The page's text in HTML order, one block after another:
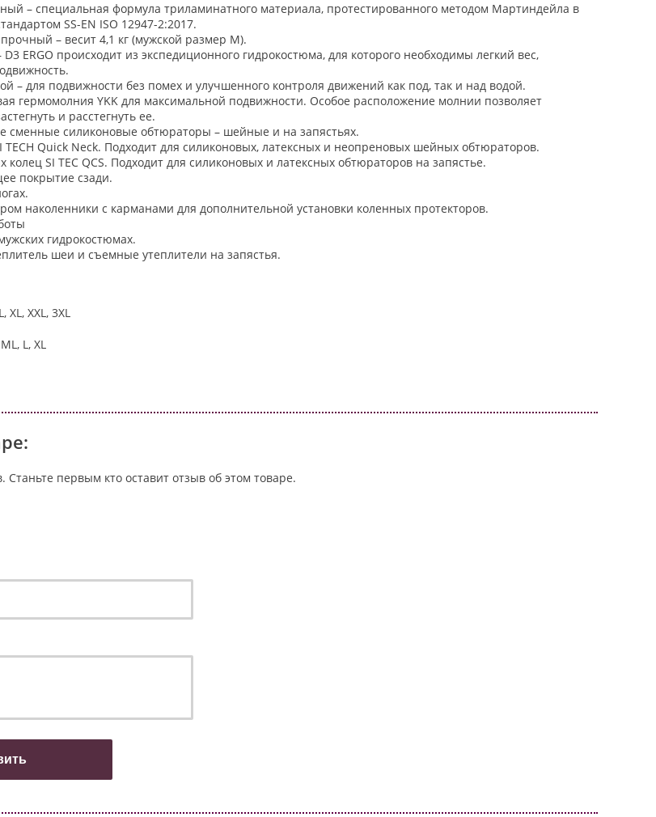
– специальная формула триламинатного материала, протестированного методом Мартиндейла в
SS-EN ISO 12947-2:2017.
– весит 4,1 кг (мужской размер М).
ERGO происходит из экспедиционного гидрокостюма, для которого необходимы легкий вес,
– для подвижности без помех и улучшенного контроля движений как под, так и над водой.
гермомолния YKK для максимальной подвижности. Особое расположение молнии позволяет
и расстегнуть ее.
сменные силиконовые обтюраторы – шейные и на запястьях.
Quick Neck. Подходит для силиконовых, латексных и неопреновых шейных обтюраторов.
колец SI TEC QCS. Подходит для силиконовых и латексных обтюраторов на запястье.
покрытие сзади.
наколенники с карманами для дополнительной установки коленных протекторов.
гидрокостюмах.
шеи и съемные утеплители на запястья.
XL, XXL, 3XL
L, XL
Станьте первым кто оставит отзыв об этом товаре.